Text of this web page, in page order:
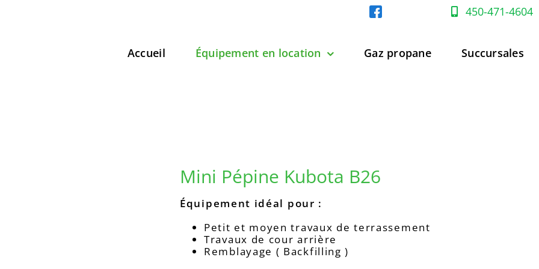
450-471-4604
Accueil Équipement en location Gaz propane Succursales
Mini Pépine Kubota B26
Équipement idéal pour :
Petit et moyen travaux de terrassement
Travaux de cour arrière
Remblayage ( Backfilling )